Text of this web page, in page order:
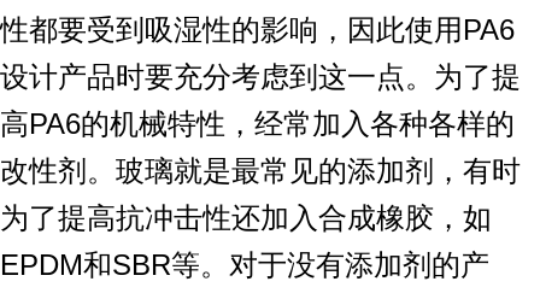
性都要受到吸湿性的影响，因此使用PA6
设计产品时要充分考虑到这一点。为了提
高PA6的机械特性，经常加入各种各样的
改性剂。玻璃就是最常见的添加剂，有时
为了提高抗冲击性还加入合成橡胶，如
EPDM和SBR等。对于没有添加剂的产